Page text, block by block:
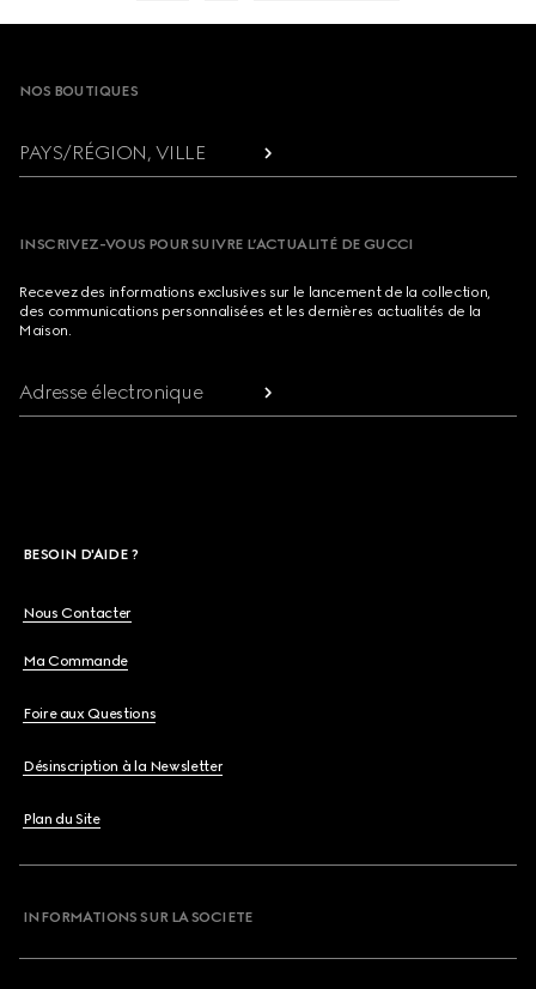
NOS BOUTIQUES
PAYS/RÉGION, VILLE
INSCRIVEZ-VOUS POUR SUIVRE L’ACTUALITÉ DE GUCCI
Recevez des informations exclusives sur le lancement de la collection,
des communications personnalisées et les dernières actualités de la
Maison.
Adresse électronique
BESOIN D'AIDE ?
Nous Contacter
Ma Commande
Foire aux Questions
Désinscription à la Newsletter
Plan du Site
INFORMATIONS SUR LA SOCIETE